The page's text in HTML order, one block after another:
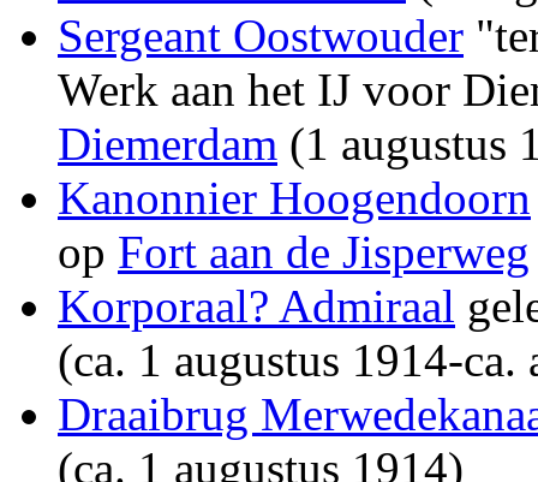
Sergeant Oostwouder
Werk aan het IJ voor
Diemerdam (1 augustus
Kanonnier Hoogendoorn
op Fort aan de Jisperweg
Korporaal? Admiraal
(ca. 1 augustus 1914-
Draaibrug
(ca. 1 augustus 1914)